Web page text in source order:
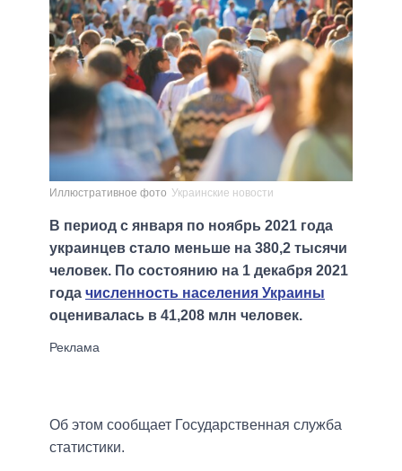
Иллюстративное фото Украинские новости
В период с января по ноябрь 2021 года
украинцев стало меньше на 380,2 тысячи
человек. По состоянию на 1 декабря 2021
года численность населения Украины
оценивалась в 41,208 млн человек.
Об этом сообщает Государственная служба
статистики.